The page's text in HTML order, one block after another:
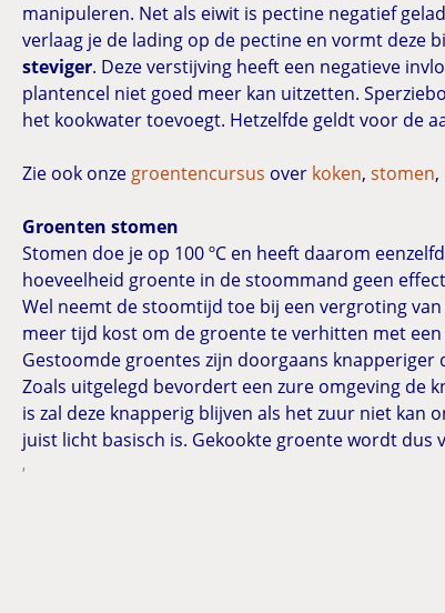
manipuleren. Net als eiwit is pectine negatief
verlaag je de lading op de pectine en vormt deze
steviger. Deze verstijving heeft een negatieve
plantencel niet goed meer kan uitzetten.
het kookwater toevoegt. Hetzelfde geldt voor de
Zie ook onze groentencursus over koken, stomen,
Groenten stomen
Stomen doe je op 100 ºC en heeft daarom
hoeveelheid groente in de stoommand geen
Wel neemt de stoomtijd toe bij een vergroting
meer tijd kost om de groente te verhitten met
Gestoomde groentes zijn doorgaans
Zoals uitgelegd bevordert een zure omgeving de
is zal deze knapperig blijven als het zuur niet
juist licht basisch is. Gekookte groente wordt dus
,